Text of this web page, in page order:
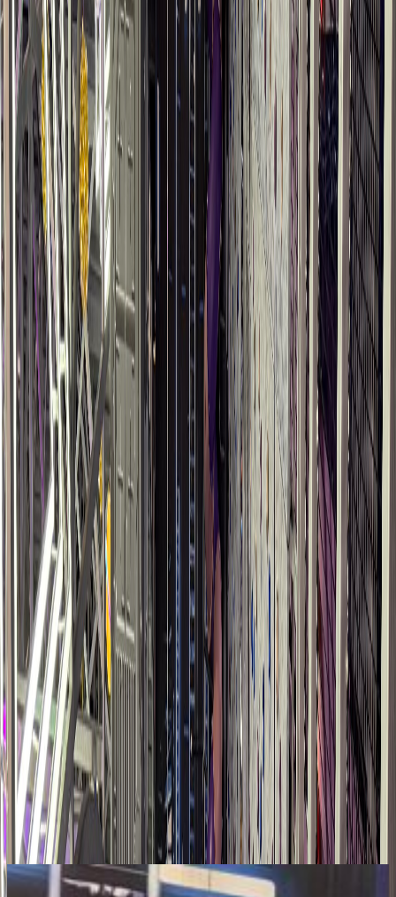
КомандаUzamuse ECO
реализовала ключевые экстремальные
аттракционы в одном из крупнейших семейных
развлекательных центров в Узбекистане.
В рамках проекта были установлены:
— зиплайн с двумя линиями длиной 80 метров
— современный скалодром с 5 трассами и автоматической
страховкой
— высотная экстремальная качеля высотой 18 метров
Все аттракционы выполнены в indoor формате, рассчитаны на
высокую проходимость и безопасную эксплуатацию.
Проект усиливает трафик, увеличивает время пребывания
посетителей и повышает коммерческую эффективность
локации.